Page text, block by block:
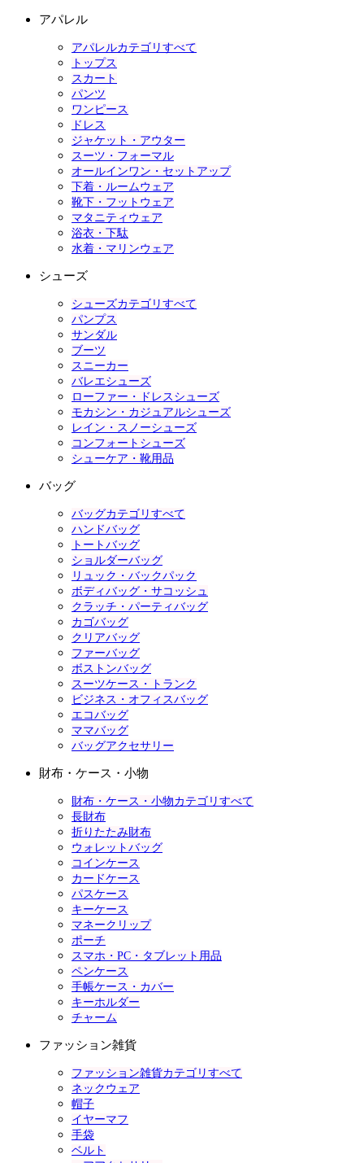
アパレル
アパレルカテゴリすべて
トップス
スカート
パンツ
ワンピース
ドレス
ジャケット・アウター
スーツ・フォーマル
オールインワン・セットアップ
下着・ルームウェア
靴下・フットウェア
マタニティウェア
浴衣・下駄
水着・マリンウェア
シューズ
シューズカテゴリすべて
パンプス
サンダル
ブーツ
スニーカー
バレエシューズ
ローファー・ドレスシューズ
モカシン・カジュアルシューズ
レイン・スノーシューズ
コンフォートシューズ
シューケア・靴用品
バッグ
バッグカテゴリすべて
ハンドバッグ
トートバッグ
ショルダーバッグ
リュック・バックパック
ボディバッグ・サコッシュ
クラッチ・パーティバッグ
カゴバッグ
クリアバッグ
ファーバッグ
ボストンバッグ
スーツケース・トランク
ビジネス・オフィスバッグ
エコバッグ
ママバッグ
バッグアクセサリー
財布・ケース・小物
財布・ケース・小物カテゴリすべて
長財布
折りたたみ財布
ウォレットバッグ
コインケース
カードケース
パスケース
キーケース
マネークリップ
ポーチ
スマホ・PC・タブレット用品
ペンケース
手帳ケース・カバー
キーホルダー
チャーム
ファッション雑貨
ファッション雑貨カテゴリすべて
ネックウェア
帽子
イヤーマフ
手袋
ベルト